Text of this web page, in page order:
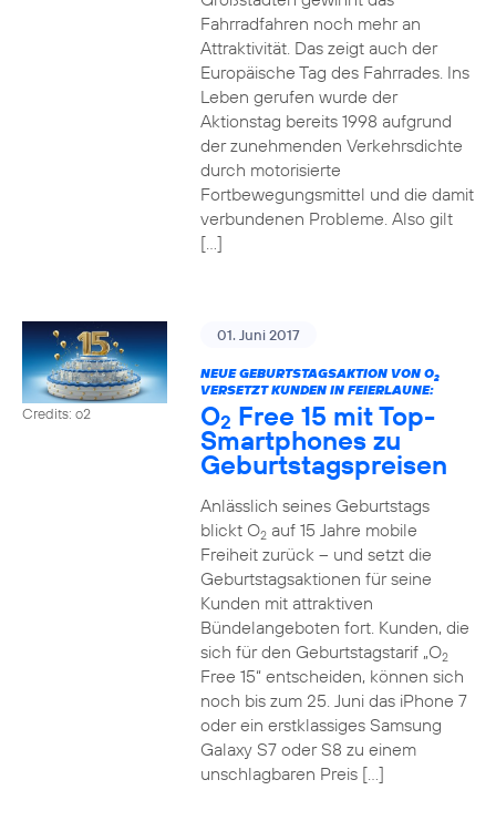
Fahrradfahren noch mehr an
Attraktivität. Das zeigt auch der
Europäische Tag des Fahrrades. Ins
Leben gerufen wurde der
Aktionstag bereits 1998 aufgrund
der zunehmenden Verkehrsdichte
durch motorisierte
Fortbewegungsmittel und die damit
verbundenen Probleme. Also gilt
[…]
Credits: o2
01. Juni 2017
NEUE GEBURTSTAGSAKTION VON O2
VERSETZT KUNDEN IN FEIERLAUNE:
O2 Free 15 mit Top-
Smartphones zu
Geburtstagspreisen
Anlässlich seines Geburtstags
blickt O2auf 15 Jahre mobile
Freiheit zurück – und setzt die
Geburtstagsaktionen für seine
Kunden mit attraktiven
Bündelangeboten fort. Kunden, die
sich für den Geburtstagstarif „O2
Free 15“ entscheiden, können sich
noch bis zum 25. Juni das iPhone 7
oder ein erstklassiges Samsung
Galaxy S7 oder S8 zu einem
unschlagbaren Preis […]